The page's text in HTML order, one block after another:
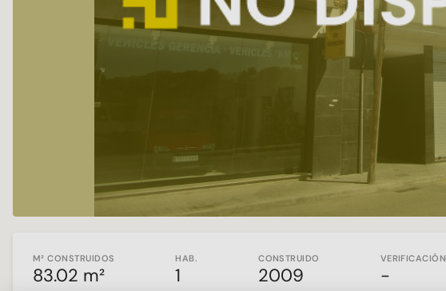
M² CONSTRUIDOS
83.02 m²
HAB.
1
CONSTRUIDO
2009
VERIFICACIÓN
-